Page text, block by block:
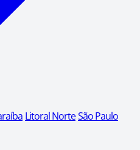
Litoral NorteSão Paulo